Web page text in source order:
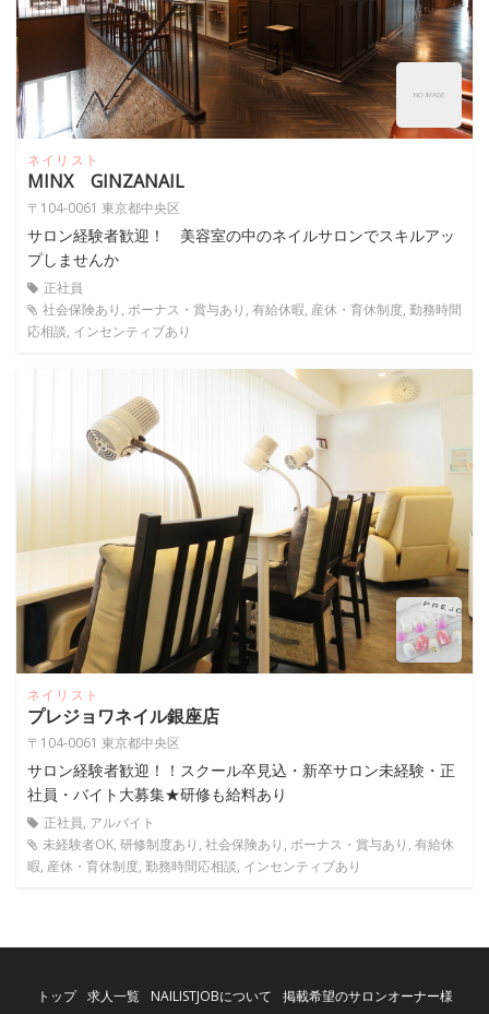
ネイリスト
MINX GINZANAIL
〒104-0061 東京都中央区
サロン経験者歓迎！ 美容室の中のネイルサロンでスキルアッ
プしませんか
正社員
社会保険あり, ボーナス・賞与あり, 有給休暇, 産休・育休制度, 勤務時間
応相談, インセンティブあり
ネイリスト
プレジョワネイル銀座店
〒104-0061 東京都中央区
サロン経験者歓迎！！スクール卒見込・新卒サロン未経験・正
社員・バイト大募集★研修も給料あり
正社員, アルバイト
未経験者OK, 研修制度あり, 社会保険あり, ボーナス・賞与あり, 有給休
暇, 産休・育休制度, 勤務時間応相談, インセンティブあり
トップ 求人一覧 NAILISTJOBについて 掲載希望のサロンオーナー様